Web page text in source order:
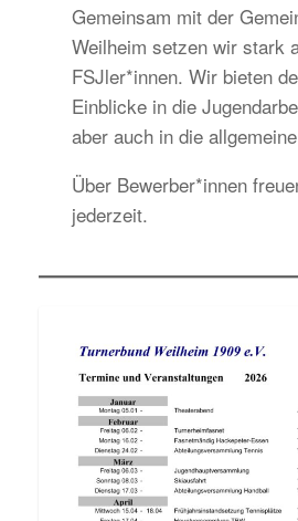
Gemeinsam mit der
Weilheim setzen wir stark
FSJler*innen. Wir bieten
Einblicke in die
aber auch in die
Über Bewerber*innen
jederzeit.